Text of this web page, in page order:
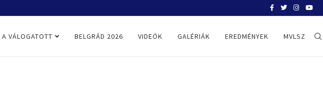
A VÁLOGATOTT BELGRÁD 2026 VIDEÓK GALÉRIÁK EREDMÉNYEK MVLSZ